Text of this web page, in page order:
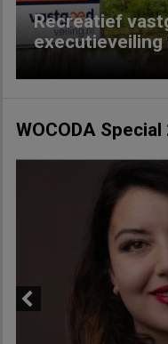
Recreatief
WOCODA Special